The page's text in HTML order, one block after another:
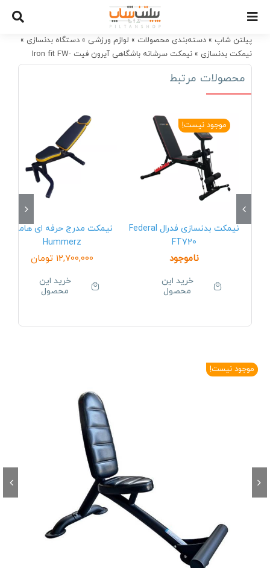
contentپیلتن شاپ » دسته‌بندی محصولات » لوازم ورزشی » دستگاه بدنسازی »
نیمکت بدنسازی »
نیمکت سرشانه باشگاهی آیرون فیت Iron fit FW-
1220
محصولات مرتبط
موجود نیست!
نیمکت بدنسازی فدرال Federal
FT720
ناموجود
خرید این
محصول
نیمکت مدرج حرفه ای هامرز
Hummerz
12,700,000 تومان
خرید این
محصول
موجود نیست!